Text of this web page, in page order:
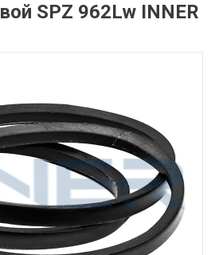
SPZ 962Lw INNER